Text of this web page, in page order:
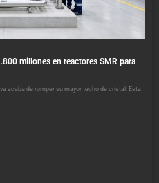
millones en reactores SMR para
acaba de romper su mayor techo de cristal. Esta